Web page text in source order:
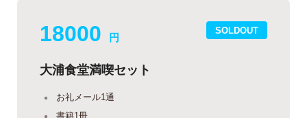
SOLDOUT
18000 円
大浦食堂満喫セット
お礼メール1通
書籍1冊